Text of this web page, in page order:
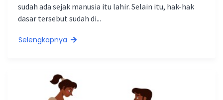
sudah ada sejak manusia itu lahir. Selain itu, hak-hak
dasar tersebut sudah di...
Selengkapnya